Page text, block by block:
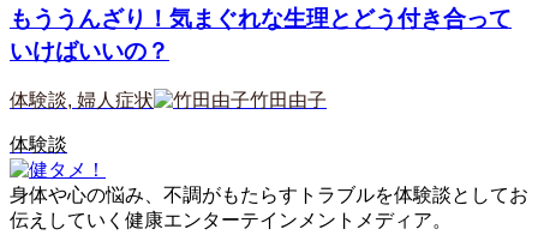
もううんざり！気まぐれな生理とどう付き合って
いけばいいの？
体験談, 婦人症状 竹田由子
体験談
身体や心の悩み、不調がもたらすトラブルを体験談としてお
伝えしていく健康エンターテインメントメディア。